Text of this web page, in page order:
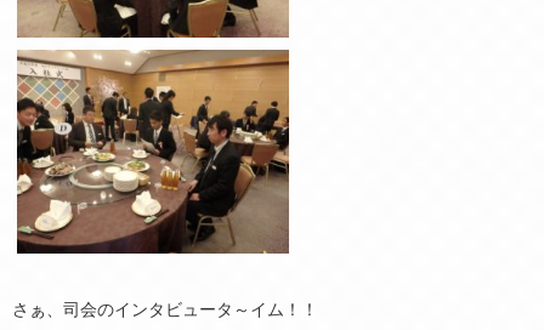
さぁ、司会のインタビュータ～イム！！